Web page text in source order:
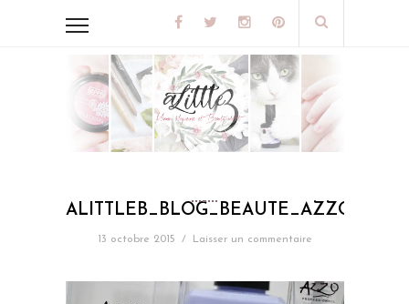
13 octobre 2015 / Laisser un commentaire